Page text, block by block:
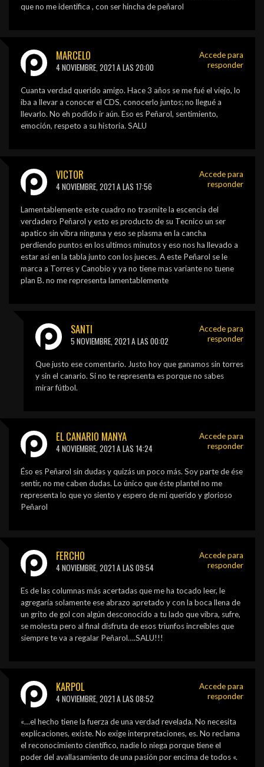
que no me identifica , con ser hincha de peñarol
MARCELO
4 NOVIEMBRE, 2021 A LAS 20:00
Cuanta verdad querido amigo. Hace 3 años se me fué el viejo, lo
iba a llevar a conocer el CDS, conocerlo juntos; no llegué a
llevarlo. No eh podido ir aún. Eso es Peñarol, sentimiento,
emoción, respeto a su historia. SALU
Accede para
responder
VICTOR
4 NOVIEMBRE, 2021 A LAS 17:56
Lamentablemente este cuadro no trasmite la escencia del
verdadero Peñarol y esto es producto de su Tecnico un ser
apatico sin vibra ninguna y eso se plasma en la cancha
perdiendo puntos en los ultimos minutos y eso nos ha llevado a
estar asi en la tabla junto con los jueces. A este Peñarol se le
marca a Torres y Canobio y ya no tiene mas variante no tuene
plan B. no me representa lamentablemente
Accede para
responder
SANTI
5 NOVIEMBRE, 2021 A LAS 00:02
Que justo ese comentario. Justo hoy que ganamos sin torres
y sin el canario. Si no te representa es porque no sabes
mirar fútbol.
Accede para
responder
EL CANARIO MANYA
4 NOVIEMBRE, 2021 A LAS 14:24
Éso es Peñarol sin dudas y quizás un poco más. Soy parte de ése
sentir, no me caben dudas. Lo único que éste plantel no me
representa lo que yo siento y espero de mi querido y glorioso
Peñarol
Accede para
responder
FERCHO
4 NOVIEMBRE, 2021 A LAS 09:54
Es de las columnas más acertadas que me ha tocado leer, le
agregaría solamente ese abrazo apretado y con la boca llena de
un grito de gol con algún desconocido a tu lado que vibra, sufre,
se molesta pero al final disfruta de esos triunfos increíbles que
siempre te va a regalar Peñarol….SALU!!!
Accede para
responder
KARPOL
4 NOVIEMBRE, 2021 A LAS 08:52
«…el hecho tiene la fuerza de una verdad revelada. No necesita
explicaciones, existe. No exige interpretaciones, es. No reclama
el reconocimiento científico, nadie lo niega porque tiene el
poder del avallasamiento de una pasión por encima de todos «.
Accede para
responder